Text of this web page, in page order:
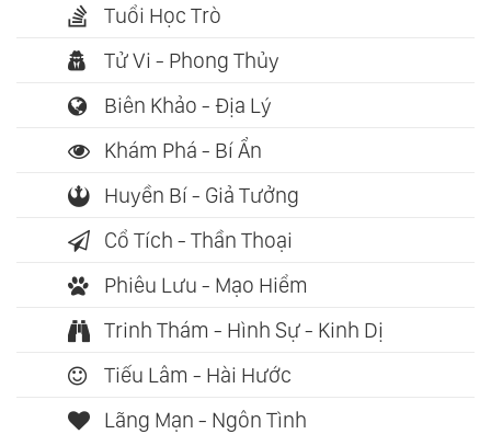
Tuổi Học Trò
Tử Vi - Phong Thủy
Biên Khảo - Địa Lý
Khám Phá - Bí Ẩn
Huyền Bí - Giả Tưởng
Cổ Tích - Thần Thoại
Phiêu Lưu - Mạo Hiểm
Trinh Thám - Hình Sự - Kinh Dị
Tiếu Lâm - Hài Hước
Lãng Mạn - Ngôn Tình